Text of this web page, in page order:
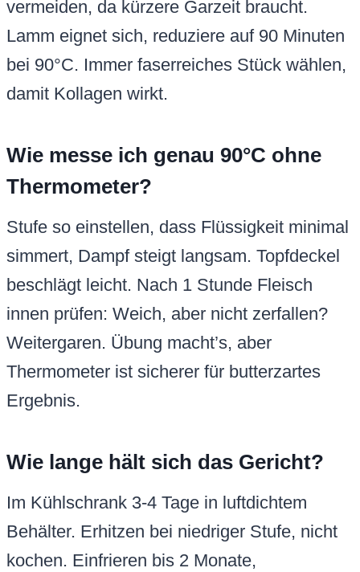
vermeiden, da kürzere Garzeit braucht.
Lamm eignet sich, reduziere auf 90 Minuten
bei 90°C. Immer faserreiches Stück wählen,
damit Kollagen wirkt.
Wie messe ich genau 90°C ohne
Thermometer?
Stufe so einstellen, dass Flüssigkeit minimal
simmert, Dampf steigt langsam. Topfdeckel
beschlägt leicht. Nach 1 Stunde Fleisch
innen prüfen: Weich, aber nicht zerfallen?
Weitergaren. Übung macht’s, aber
Thermometer ist sicherer für butterzartes
Ergebnis.
Wie lange hält sich das Gericht?
Im Kühlschrank 3-4 Tage in luftdichtem
Behälter. Erhitzen bei niedriger Stufe, nicht
kochen. Einfrieren bis 2 Monate,